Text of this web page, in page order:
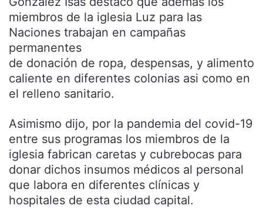
miembros de la iglesia Luz para las
Naciones trabajan en campañas
permanentes
de donación de ropa, despensas, y alimento
caliente en diferentes colonias asi como en
el relleno sanitario.
Asimismo dijo, por la pandemia del covid-19
entre sus programas los miembros de la
iglesia fabrican caretas y cubrebocas para
donar dichos insumos médicos al personal
que labora en diferentes clínicas y
hospitales de esta ciudad capital.